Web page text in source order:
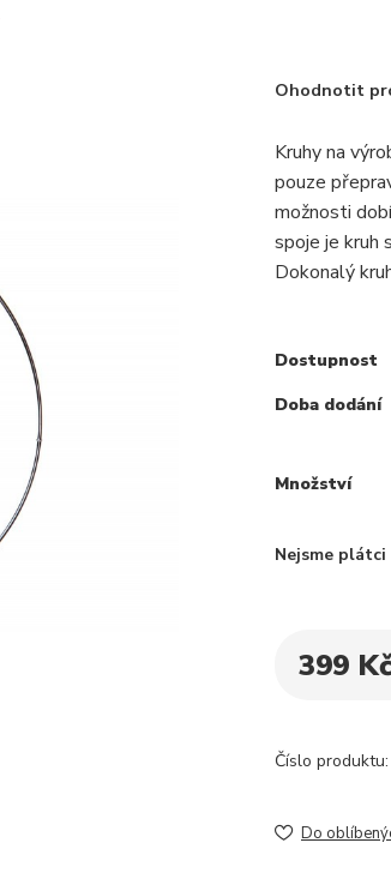
Ohodnotit
Kruhy na
pouze
možnosti
spoje je kruh
Dokonalý
Dostupnost
Doba dodání
Množství
Nejsme plátci
399
Číslo produktu:
Do